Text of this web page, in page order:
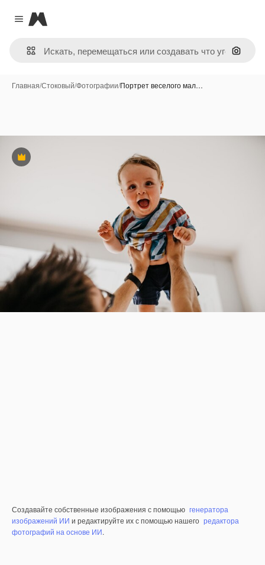
Close menu
Magnific
Поиск
Главная/Стоковый/Фотографии/Портрет веселого мал…
Премиум
Создавайте собственные изображения с помощью генератора
изображений ИИ и редактируйте их с помощью нашего редактора
фотографий на основе ИИ.